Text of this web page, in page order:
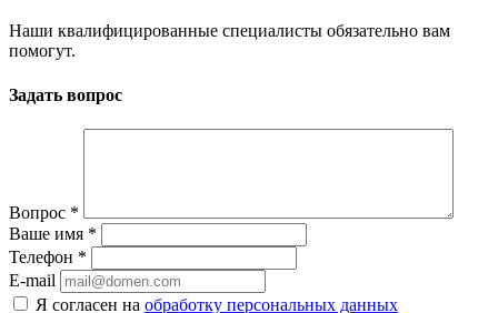
Наши квалифицированные специалисты обязательно вам
помогут.
Задать вопрос
Вопрос *
Ваше имя *
Телефон *
E-mail
Я согласен на обработку персональных данных